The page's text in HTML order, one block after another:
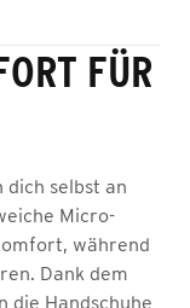
FÜR
dich selbst an
Micro-
während
Dank dem
die Handschuhe